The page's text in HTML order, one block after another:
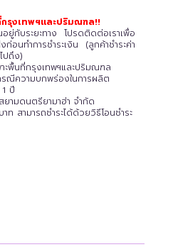
รุงเทพฯและปริมณฑล!!
กับระยะทาง โปรดติดต่อเราเพื่อ
ก่อนทำการชำระเงิน (ลูกค้าชำระค่า
ปถึง)
ะพื้นที่กรุงเทพฯและปริมณฑล
ณีความบกพร่องในการผลิต
ปี
ามดนตรียามาฮ่า จำกัด
ท สามารถชำระได้ด้วยวิธีโอนชำระ